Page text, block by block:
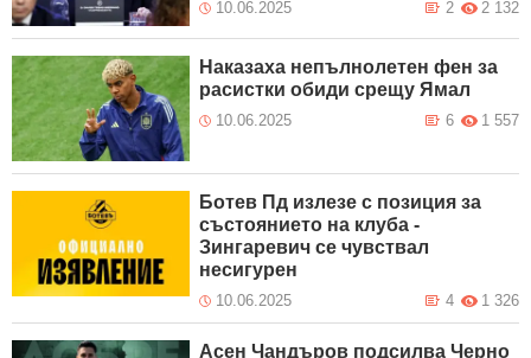
10.06.2025 2 132
2
Наказаха непълнолетен фен за
расистки обиди срещу Ямал
10.06.2025 1 557
6
Ботев Пд излезе с позиция за
състоянието на клуба -
Зингаревич се чувствал
несигурен
10.06.2025 1 326
4
Асен Чандъров подсилва Черно